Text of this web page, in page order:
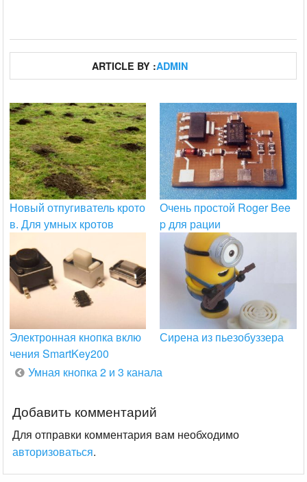
ARTICLE BY :ADMIN
Новый отпугиватель крото
в. Для умных кротов
Очень простой Roger Bee
p для рации
Электронная кнопка вклю
чения SmartKey200
Сирена из пьезобуззера
Навигация
записям
Умная кнопка 2 и 3 канала
Добавить комментарий
Для отправки комментария вам необходимо
авторизоваться.